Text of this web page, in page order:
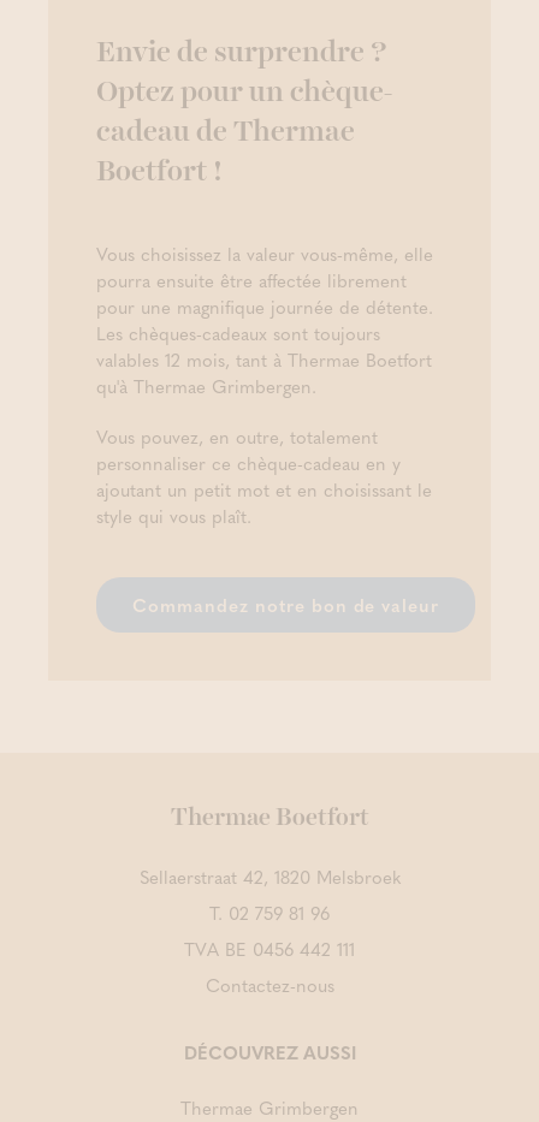
Envie de surprendre ?
Optez pour un chèque-
cadeau de Thermae
Boetfort !
Vous choisissez la valeur vous-même, elle
pourra ensuite être affectée librement
pour une magnifique journée de détente.
Les chèques-cadeaux sont toujours
valables 12 mois, tant à Thermae Boetfort
qu'à Thermae Grimbergen.
Vous pouvez, en outre, totalement
personnaliser ce chèque-cadeau en y
ajoutant un petit mot et en choisissant le
style qui vous plaît.
Commandez notre bon de valeur
Thermae Boetfort
Sellaerstraat 42, 1820 Melsbroek
T. 02 759 81 96
TVA BE 0456 442 111
Contactez-nous
DÉCOUVREZ AUSSI
Thermae Grimbergen